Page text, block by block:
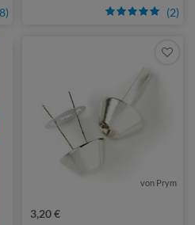
(2)
von Prym
3,20 €